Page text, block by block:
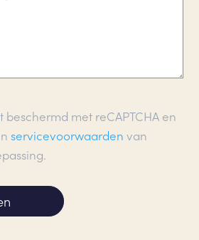
met reCAPTCHA en
servicevoorwaarden van